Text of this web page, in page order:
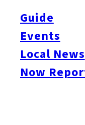
Guide
Events
Local News
Now
食材の宝庫、佐賀特集
の」にスポットを当て
ス。植物性の食べ物を
しめるカフェ・レスト
佐賀は、有田焼、伊